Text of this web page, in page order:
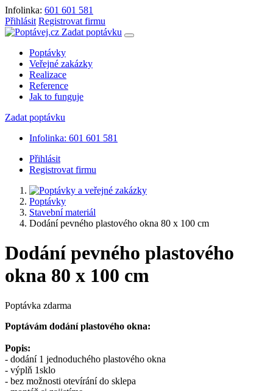
Infolinka: 601 601 581
Přihlásit Registrovat firmu
Zadat poptávku
Poptávky
Veřejné zakázky
Realizace
Reference
Jak to funguje
Zadat poptávku
Infolinka: 601 601 581
Přihlásit
Registrovat firmu
Poptávky
Stavební materiál
Dodání pevného plastového okna 80 x 100 cm
Dodání pevného plastového
okna 80 x 100 cm
Poptávka zdarma
Poptávám dodání plastového okna:
Popis:
- dodání 1 jednoduchého plastového okna
- výplň 1sklo
- bez možnosti otevírání do sklepa